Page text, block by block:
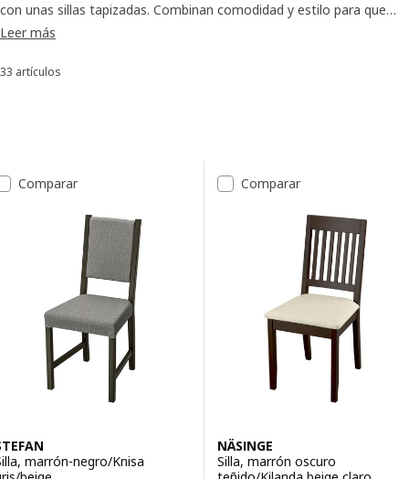
con unas sillas tapizadas. Combinan comodidad y estilo para que
cada comida se disfrute sin prisas, desde el desayuno hasta las
comedor tapizadas a precios que se ajustan a tu bolsillo, ideales
Leer más
Ordenar y filtrar
33 artículos
Lista de resultados
Comparar
marrón-negro/Knisa
Comparar
NÄSINGE
Silla, marrón oscuro